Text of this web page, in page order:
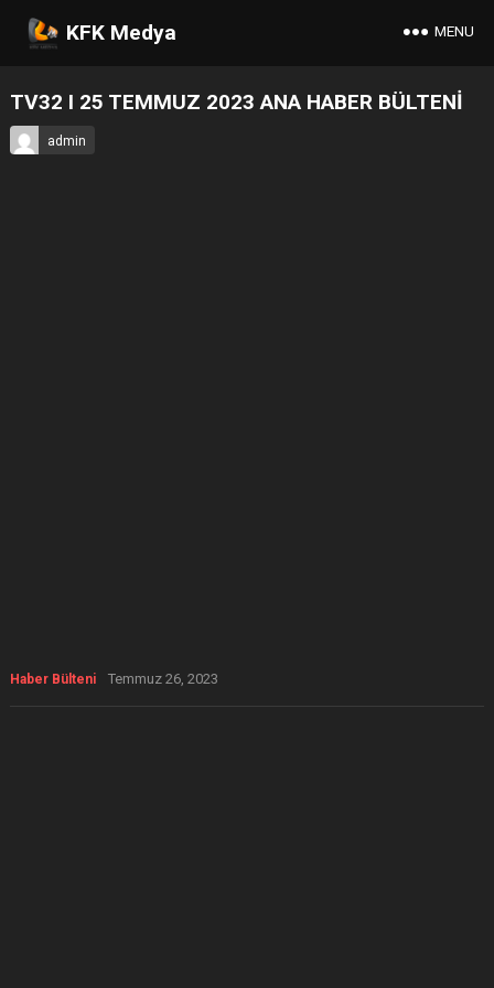
KFK Medya MENU
TV32 I 25 TEMMUZ 2023 ANA HABER BÜLTENİ
admin
Haber Bülteni Temmuz 26, 2023